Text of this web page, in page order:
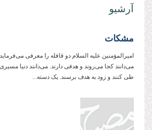
آرشیو
مشکات
امیرالمؤمنین علیه السلام دو قافله را معرفی
می‌دانند کجا می‌روند و هدفی دارند. می‌دانند دنیا
طی کنند و زود به هدف برسند. یک دسته...